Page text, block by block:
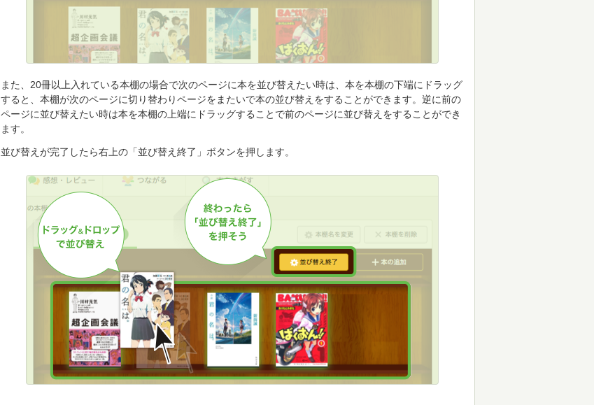
また、20冊以上入れている本棚の場合で次のページに本を並び替えたい時は、本を本棚の下端にドラッグ
すると、本棚が次のページに切り替わりページをまたいで本の並び替えをすることができます。逆に前の
ページに並び替えたい時は本を本棚の上端にドラッグすることで前のページに並び替えをすることができ
ます。
並び替えが完了したら右上の「並び替え終了」ボタンを押します。